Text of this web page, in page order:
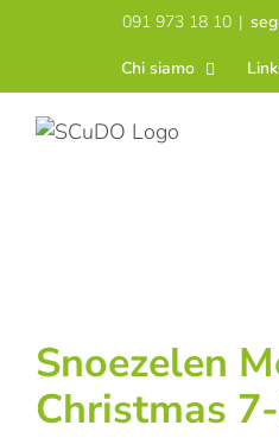
091 973 18 10 |
Chi siamo
Snoezelen
Christmas